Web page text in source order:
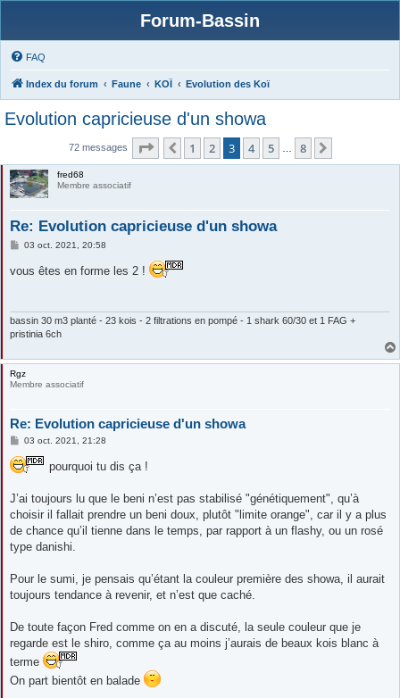
Forum-Bassin
FAQ
Index du forum Faune KOÏ Evolution des Koï
Evolution capricieuse d'un showa
72 messages Page sur8
Précédente
1 2 3 4 5 8
fred68
Membre associatif
Re: Evolution capricieuse d'un showa
M
s
03 oct. 2021, 20:58
vous êtes en forme les 2 !
bassin 30 m3 planté - 23 kois - 2 filtrations en pompé - 1 shark 60/30 et 1 FAG +
pristinia 6ch
Rgz
Membre associatif
Re: Evolution capricieuse d'un showa
M
s
s
g
e
03 oct. 2021, 21:28
pourquoi tu dis ça !
J’ai toujours lu que le beni n’est pas stabilisé "génétiquement", qu’à
choisir il fallait prendre un beni doux, plutôt "limite orange", car il y a plus
de chance qu’il tienne dans le temps, par rapport à un flashy, ou un rosé
type danishi.
Pour le sumi, je pensais qu’étant la couleur première des showa, il aurait
toujours tendance à revenir, et n’est que caché.
De toute façon Fred comme on en a discuté, la seule couleur que je
regarde est le shiro, comme ça au moins j’aurais de beaux kois blanc à
terme
On part bientôt en balade